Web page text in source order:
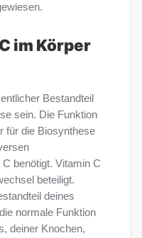
im Körper
Bestandteil
sein. Die Funktion
für die Biosynthese
benötigt. Vitamin C
beteiligt.
deines
normale Funktion
deiner Knochen,